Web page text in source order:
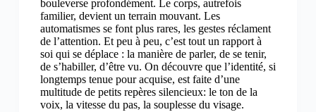
bouleverse profondément. Le corps, autrefois
familier, devient un terrain mouvant. Les
automatismes se font plus rares, les gestes réclament
de l’attention. Et peu à peu, c’est tout un rapport à
soi qui se déplace : la manière de parler, de se tenir,
de s’habiller, d’être vu. On découvre que l’identité, si
longtemps tenue pour acquise, est faite d’une
multitude de petits repères silencieux: le ton de la
voix, la vitesse du pas, la souplesse du visage.